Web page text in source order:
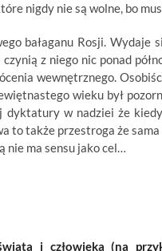
nigdy nie są wolne, bo
bałaganu Rosji. Wydaje
z niego nic ponad
wewnętrznego.
wieku był
w nadziei że
to także przestroga że
nie ma sensu jako cel…
i człowieka (na